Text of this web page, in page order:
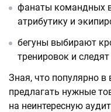
фанаты командных
атрибутику и
бегуны выбирают
тренировок и
Зная, что популярно
предлагать нужные
на неинтересную